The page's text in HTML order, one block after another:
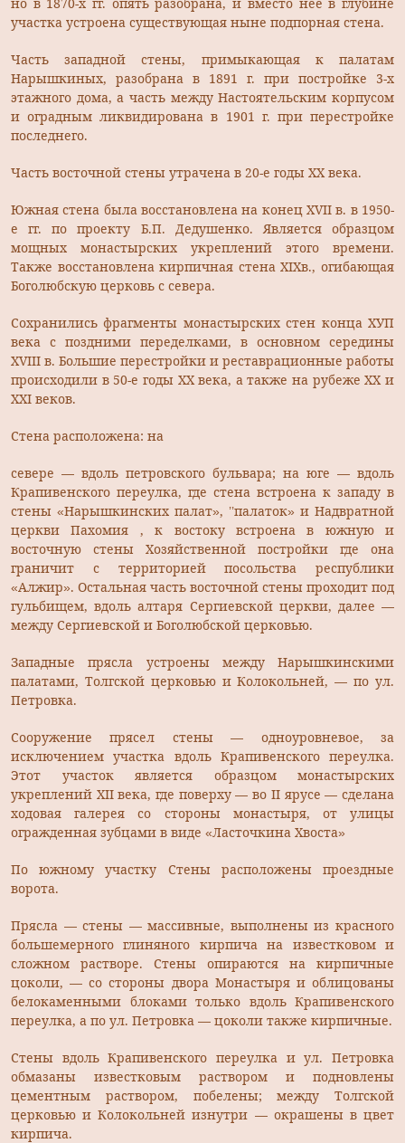
участка устроена существующая ныне подпорная стена.
Часть западной стены, примыкающая к палатам
Нарышкиных, разобрана в 1891 г. при постройке 3-х
этажного дома, а часть между Настоятельским корпусом
и оградным ликвидирована в 1901 г. при перестройке
последнего.
Часть восточной стены утрачена в 20-е годы XX века.
Южная стена была восстановлена на конец XVII в. в 1950-
е гг. по проекту Б.П. Дедушенко. Является образцом
мощных монастырских укреплений этого времени.
Также восстановлена кирпичная стена XIХв., огибающая
Боголюбскую церковь с севера.
Сохранились фрагменты монастырских стен конца ХУП
века с поздними переделками, в основном середины
XVIII в. Большие перестройки и реставрационные работы
происходили в 50-е годы XX века, а также на рубеже XX и
XXI веков.
Стена расположена: на
севере — вдоль петровского бульвара; на юге — вдоль
Крапивенского переулка, где стена встроена к западу в
стены «Нарышкинских палат», ’’палаток» и Надвратной
церкви Пахомия , к востоку встроена в южную и
восточную стены Хозяйственной постройки где она
граничит с территорией посольства республики
«Алжир». Остальная часть восточной стены проходит под
гульбищем, вдоль алтаря Сергиевской церкви, далее —
между Сергиевской и Боголюбской церковью.
Западные прясла устроены между Нарышкинскими
палатами, Толгской церковью и Колокольней, — по ул.
Петровка.
Сооружение прясел стены — одноуровневое, за
исключением участка вдоль Крапивенского переулка.
Этот участок является образцом монастырских
укреплений XII века, где поверху — во II ярусе — сделана
ходовая галерея со стороны монастыря, от улицы
огражденная зубцами в виде «Ласточкина Хвоста»
По южному участку Стены расположены проездные
ворота.
Прясла — стены — массивные, выполнены из красного
большемерного глиняного кирпича на известковом и
сложном растворе. Стены опираются на кирпичные
цоколи, — со стороны двора Монастыря и облицованы
белокаменными блоками только вдоль Крапивенского
переулка, а по ул. Петровка — цоколи также кирпичные.
Стены вдоль Крапивенского переулка и ул. Петровка
обмазаны известковым раствором и подновлены
цементным раствором, побелены; между Толгской
церковью и Колокольней изнутри — окрашены в цвет
кирпича.